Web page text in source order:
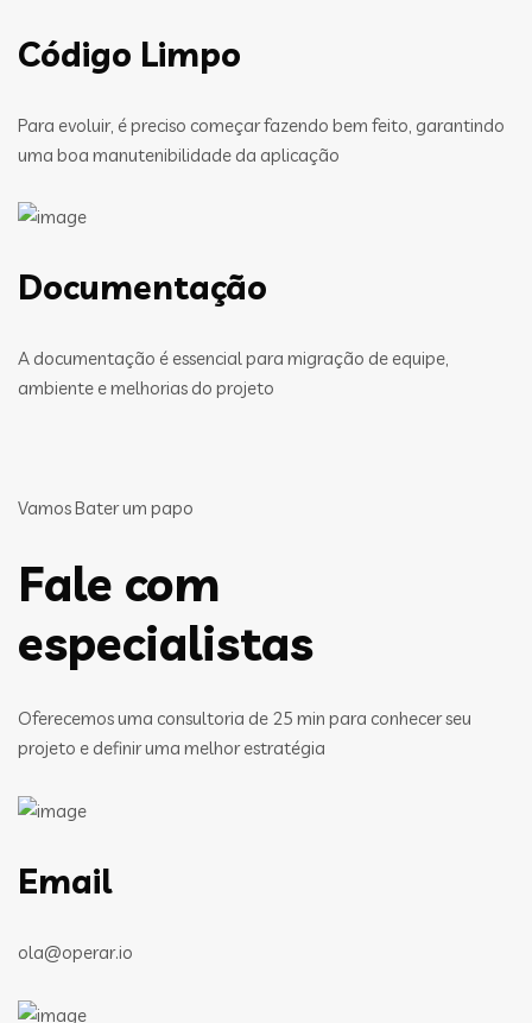
Código Limpo
Para evoluir, é preciso começar fazendo bem feito, garantindo
uma boa manutenibilidade da aplicação
Documentação
A documentação é essencial para migração de equipe,
ambiente e melhorias do projeto
Vamos Bater um papo
Fale com
especialistas
Oferecemos uma consultoria de 25 min para conhecer seu
projeto e definir uma melhor estratégia
Email
ola@operar.io